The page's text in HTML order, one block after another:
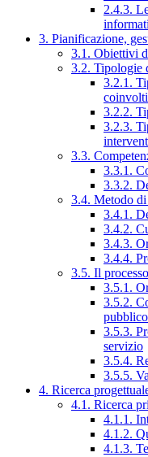
2.4.3.
3. Pianificazione,
3.1. Obiettivi
3.2. Tipologie
3.2.1.
3.2.2.
3.2.3.
3.3.
3.3.1.
3.3.2.
3.4. Metodo
3.4.1.
3.4.2.
3.4.3.
3.4.4.
3.5. Il
3.5.1.
3.5.2.
pubblico
3.5.3.
servizio
3.5.4.
3.5.5.
4. Ricerca
4.1. Ricerca
4.1.1.
4.1.2.
4.1.3.